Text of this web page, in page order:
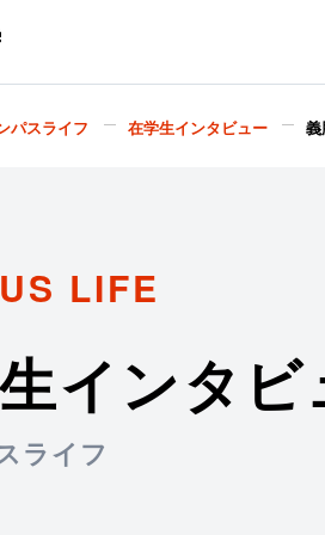
パスライフ 在学生インタビュー
LIFE
インタビ
ライフ